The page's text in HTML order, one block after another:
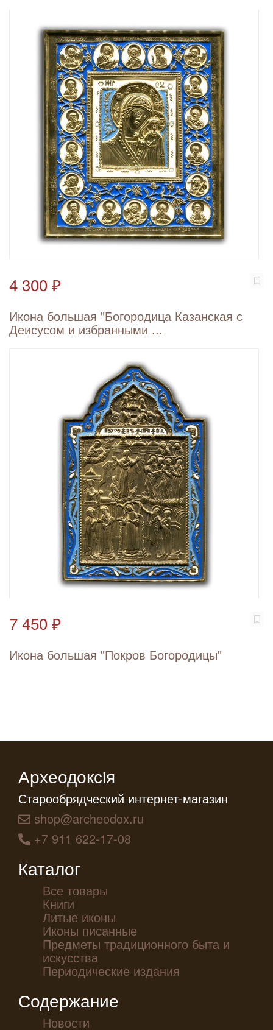
4 300 ₽
Икона большая "Богородица Казанская с
Деисусом и избранными ...
7 450 ₽
Икона большая "Покров Богородицы"
Археодоксiя
Старообрядческий интернет-магазин
shop@archeodox.ru
+7 911 622-17-08
Каталог
Все товары
Книги
Литые иконы
Иконы писанные
Предметы традиционного быта и
искусства
Периодические издания
Содержание
Новости